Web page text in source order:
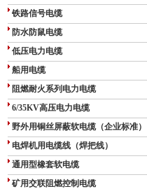
铁路信号电缆
防水防鼠电缆
低压电力电缆
船用电缆
阻燃耐火系列电力电缆
6/35KV高压电力电缆
野外用铜丝屏蔽软电缆（企业标准）
电焊机用电缆线（焊把线）
通用型橡套软电缆
矿用交联阻燃控制电缆